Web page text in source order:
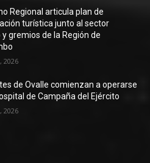
Regional articula plan de
turística junto al sector
y gremios de la Región de
2026
de Ovalle comienzan a operarse
de Campaña del Ejército
2026